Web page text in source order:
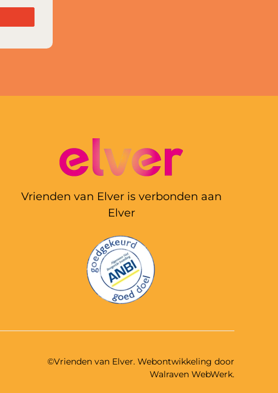
Vrienden van Elver is verbonden aan
Elver
©Vrienden van Elver. Webontwikkeling door
Walraven WebWerk.